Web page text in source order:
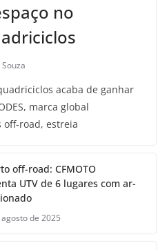
no
acaba de ganhar
marca global
off-road, estreia
off-road: CFMOTO
UTV de 6 lugares com ar-
de 2025